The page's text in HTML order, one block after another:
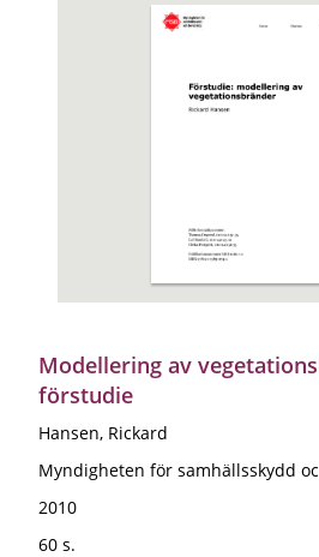
Modellering av
förstudie
Hansen, Rickard
Myndigheten för samhällsskydd
2010
60 s.